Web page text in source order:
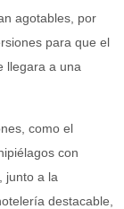
agotables, por
para que el
llegara a una
como el
con
junto a la
destacable,